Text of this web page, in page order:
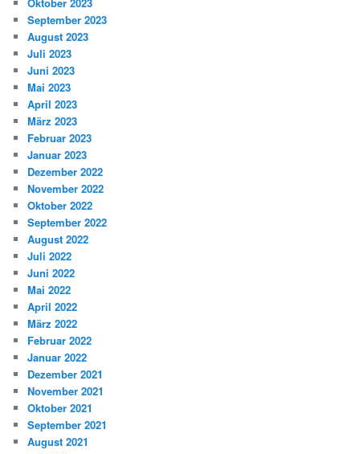
Oktober 2023
September 2023
August 2023
Juli 2023
Juni 2023
Mai 2023
April 2023
März 2023
Februar 2023
Januar 2023
Dezember 2022
November 2022
Oktober 2022
September 2022
August 2022
Juli 2022
Juni 2022
Mai 2022
April 2022
März 2022
Februar 2022
Januar 2022
Dezember 2021
November 2021
Oktober 2021
September 2021
August 2021